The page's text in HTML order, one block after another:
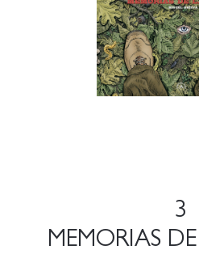
3
MEMORIAS